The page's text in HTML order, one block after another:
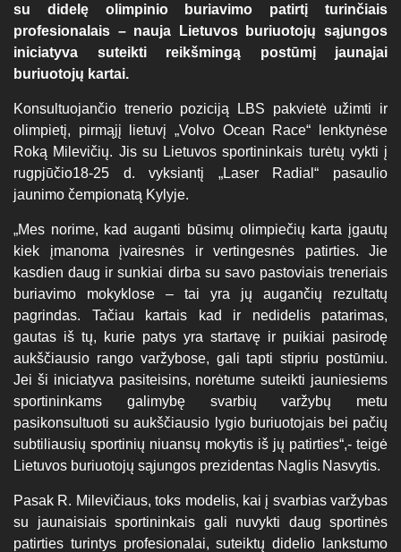
su didelę olimpinio buriavimo patirtį turinčiais
profesionalais – nauja Lietuvos buriuotojų sąjungos
iniciatyva suteikti reikšmingą postūmį jaunajai
buriuotojų kartai.
Konsultuojančio trenerio poziciją LBS pakvietė užimti ir
olimpietį, pirmąjį lietuvį „Volvo Ocean Race“ lenktynėse
Roką Milevičių. Jis su Lietuvos sportininkais turėtų vykti į
rugpjūčio18-25 d. vyksiantį „Laser Radial“ pasaulio
jaunimo čempionatą Kylyje.
„Mes norime, kad auganti būsimų olimpiečių karta įgautų
kiek įmanoma įvairesnės ir vertingesnės patirties. Jie
kasdien daug ir sunkiai dirba su savo pastoviais treneriais
buriavimo mokyklose – tai yra jų augančių rezultatų
pagrindas. Tačiau kartais kad ir nedidelis patarimas,
gautas iš tų, kurie patys yra startavę ir puikiai pasirodę
aukščiausio rango varžybose, gali tapti stipriu postūmiu.
Jei ši iniciatyva pasiteisins, norėtume suteikti jauniesiems
sportininkams galimybę svarbių varžybų metu
pasikonsultuoti su aukščiausio lygio buriuotojais bei pačių
subtiliausių sportinių niuansų mokytis iš jų patirties“,- teigė
Lietuvos buriuotojų sąjungos prezidentas Naglis Nasvytis.
Pasak R. Milevičiaus, toks modelis, kai į svarbias varžybas
su jaunaisiais sportininkais gali nuvykti daug sportinės
patirties turintys profesionalai, suteiktų didelio lankstumo